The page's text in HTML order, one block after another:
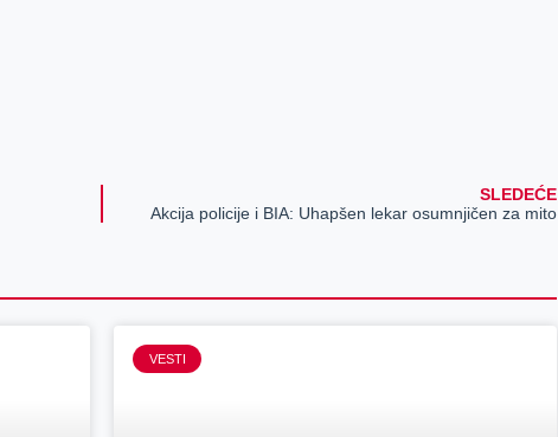
SLEDEĆE
Akcija policije i BIA: Uhapšen lekar osumnjičen za mito
VESTI